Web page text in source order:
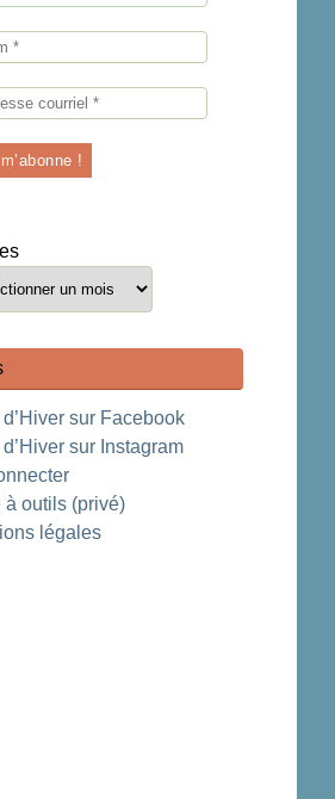
d’Hiver sur Facebook
d’Hiver sur Instagram
à outils (privé)
légales